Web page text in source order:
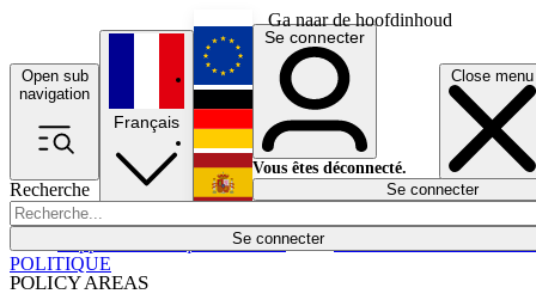
Ga naar de hoofdinhoud
Open sub
navigation
Close menu
Recherche
Se connecter
POLICY AREAS
Économie
Français
English
Deutsch
Español
Se connecter
Vous êtes déconnecté.
Se connecter
POLITIQUE